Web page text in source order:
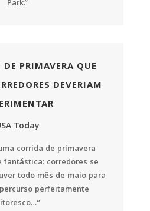
Park.”
PRIMAVERA QUE
DEVERIAM
Today
corrida de primavera
fantástica: corredores se
todo mês de maio para
perfeitamente